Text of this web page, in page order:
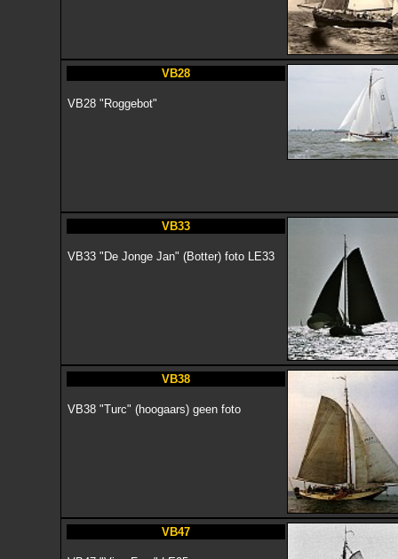
VB28
VB28 "Roggebot"
VB33
VB33 "De Jonge Jan" (Botter) foto LE33
VB38
VB38 "Turc" (hoogaars) geen foto
VB47